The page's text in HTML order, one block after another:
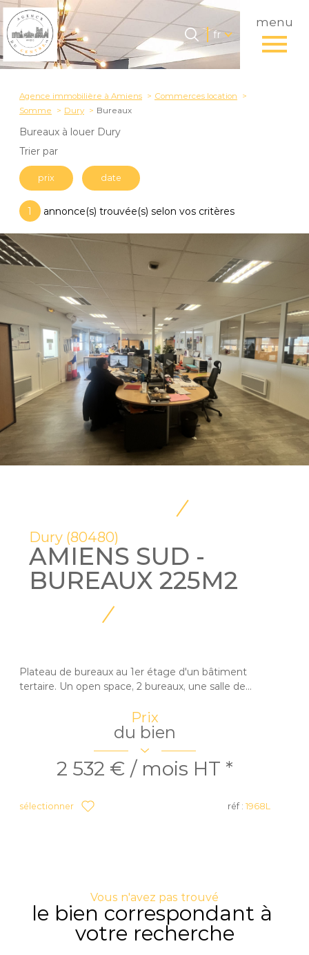
menu
Langue
fr
Accueil
Langue
fr
Agence immobilière à Amiens
Commerces location
Somme
Dury Bureaux
Bureaux à louer Dury
Trier par
prix date
1 annonce(s) trouvée(s) selon vos critères
Dury (80480)
AMIENS SUD -
BUREAUX 225M2
Plateau de bureaux au 1er étage d'un bâtiment
tertaire. Un open space, 2 bureaux, une salle de...
Prix
du bien
2 532 € / mois HT *
sélectionner réf : 1968L
Vous n'avez pas trouvé
le bien correspondant à
votre recherche